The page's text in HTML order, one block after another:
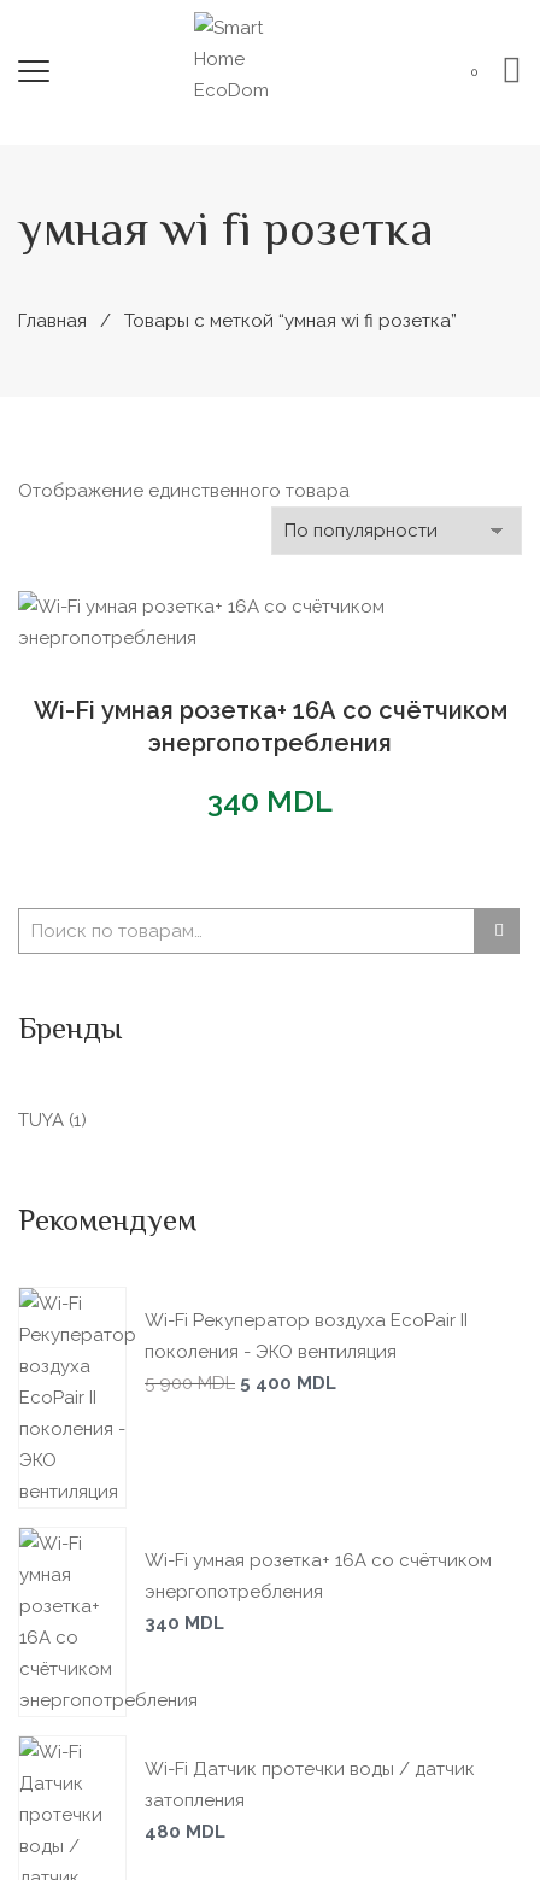
0
умная wi fi розетка
Главная Товары с меткой “умная wi fi розетка”
Отображение единственного товара
Wi-Fi умная розетка+ 16А со счётчиком
энергопотребления
340 MDL
Бренды
TUYA (1)
Рекомендуем
Wi-Fi Рекуператор воздуха EcoPair II
поколения - ЭКО вентиляция
5 900MDL 5 400 MDL
Wi-Fi умная розетка+ 16А со счётчиком
энергопотребления
340 MDL
Wi-Fi Датчик протечки воды / датчик
затопления
480 MDL